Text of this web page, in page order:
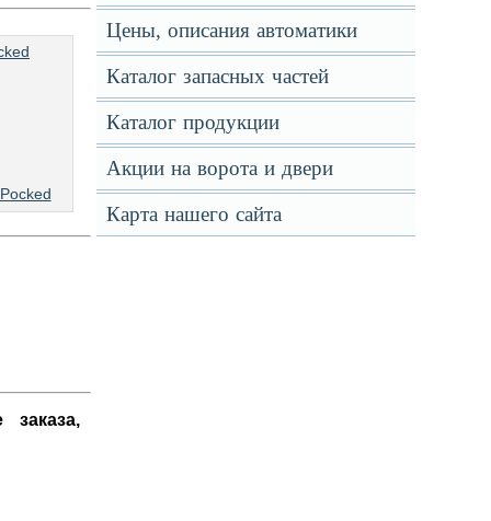
Цены, описания автоматики
Каталог запасных частей
Каталог продукции
Акции на ворота и двери
Карта нашего сайта